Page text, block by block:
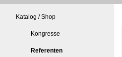
Katalog / Shop
Kongresse
Referenten